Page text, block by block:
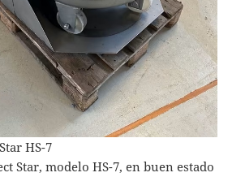
HS-7
Star, modelo HS-7, en buen estado